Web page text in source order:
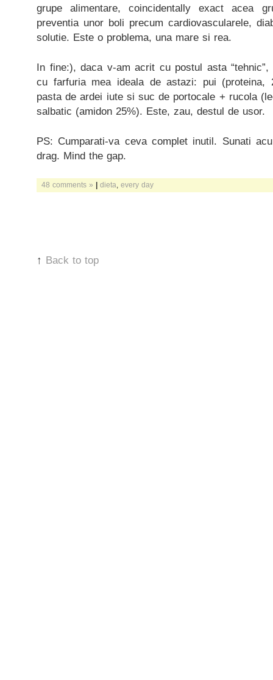
grupe alimentare, coincidentally exact acea
preventia unor boli precum cardiovascularele,
solutie. Este o problema, una mare si rea.
In fine:), daca v-am acrit cu postul asta
cu farfuria mea ideala de astazi: pui (proteina,
pasta de ardei iute si suc de portocale + rucola
salbatic (amidon 25%). Este, zau, destul de usor.
PS: Cumparati-va ceva complet inutil. Sunati
drag. Mind the gap.
48 comments » | dieta every day
↑ Back to top